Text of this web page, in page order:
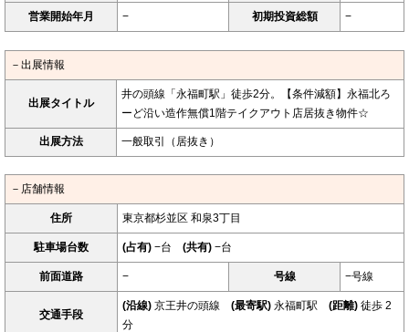
営業開始年月 − 初期投資総額 −
－出展情報
出展タイトル
井の頭線「永福町駅」徒歩2分。【条件減額】永福北ろ
ーど沿い造作無償1階テイクアウト店居抜き物件☆
出展方法 一般取引（居抜き）
－店舗情報
住所 東京都杉並区 和泉3丁目
駐車場台数 (占有) −台 (共有) −台
前面道路 − 号線 −号線
交通手段
(沿線) 京王井の頭線 (最寄駅) 永福町駅 (距離) 徒歩 2
分